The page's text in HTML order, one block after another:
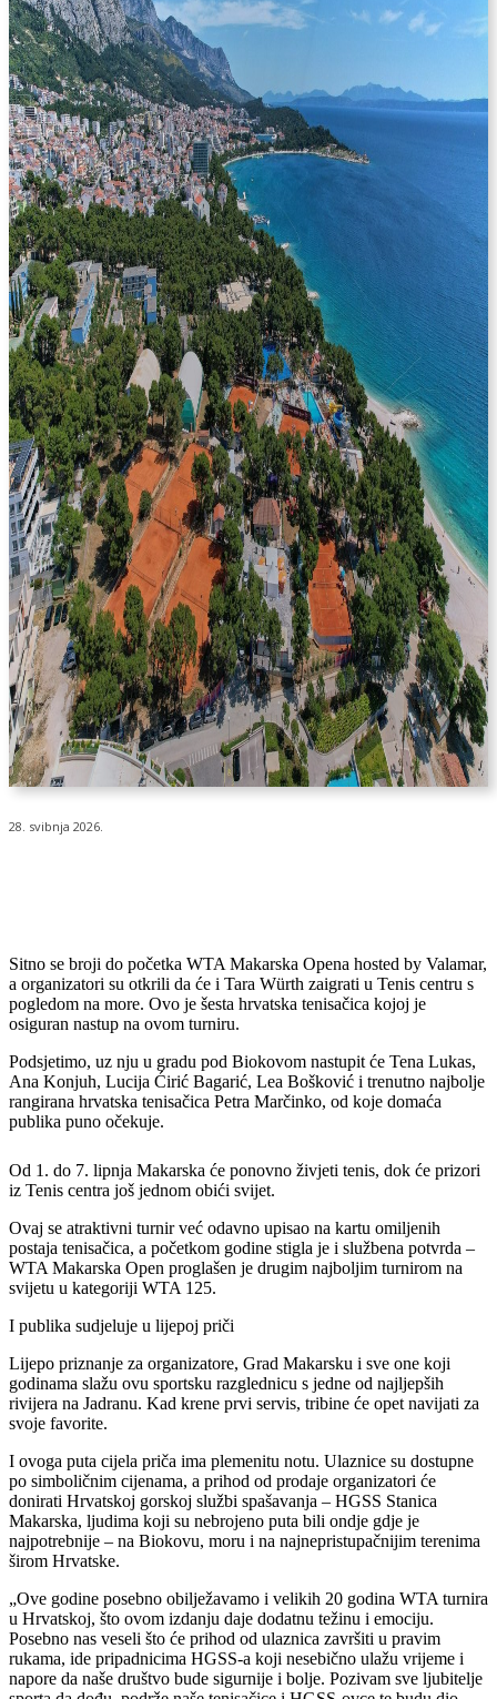
28. svibnja 2026.
Sitno se broji do početka WTA Makarska Opena hosted by Valamar,
a organizatori su otkrili da će i Tara Würth zaigrati u Tenis centru s
pogledom na more. Ovo je šesta hrvatska tenisačica kojoj je
osiguran nastup na ovom turniru.
Podsjetimo, uz nju u gradu pod Biokovom nastupit će Tena Lukas,
Ana Konjuh, Lucija Ćirić Bagarić, Lea Bošković i trenutno najbolje
rangirana hrvatska tenisačica Petra Marčinko, od koje domaća
publika puno očekuje.
Od 1. do 7. lipnja Makarska će ponovno živjeti tenis, dok će prizori
iz Tenis centra još jednom obići svijet.
Ovaj se atraktivni turnir već odavno upisao na kartu omiljenih
postaja tenisačica, a početkom godine stigla je i službena potvrda –
WTA Makarska Open proglašen je drugim najboljim turnirom na
svijetu u kategoriji WTA 125.
I publika sudjeluje u lijepoj priči
Lijepo priznanje za organizatore, Grad Makarsku i sve one koji
godinama slažu ovu sportsku razglednicu s jedne od najljepših
rivijera na Jadranu. Kad krene prvi servis, tribine će opet navijati za
svoje favorite.
I ovoga puta cijela priča ima plemenitu notu. Ulaznice su dostupne
po simboličnim cijenama, a prihod od prodaje organizatori će
donirati Hrvatskoj gorskoj službi spašavanja – HGSS Stanica
Makarska, ljudima koji su nebrojeno puta bili ondje gdje je
najpotrebnije – na Biokovu, moru i na najnepristupačnijim terenima
širom Hrvatske.
„Ove godine posebno obilježavamo i velikih 20 godina WTA turnira
u Hrvatskoj, što ovom izdanju daje dodatnu težinu i emociju.
Posebno nas veseli što će prihod od ulaznica završiti u pravim
rukama, ide pripadnicima HGSS-a koji nesebično ulažu vrijeme i
napore da naše društvo bude sigurnije i bolje. Pozivam sve ljubitelje